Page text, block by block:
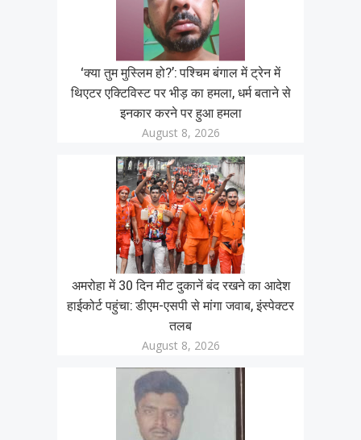
‘क्या तुम मुस्लिम हो?’: पश्चिम बंगाल में ट्रेन में
थिएटर एक्टिविस्ट पर भीड़ का हमला, धर्म बताने से
इनकार करने पर हुआ हमला
August 8, 2026
अमरोहा में 30 दिन मीट दुकानें बंद रखने का आदेश
हाईकोर्ट पहुंचा: डीएम-एसपी से मांगा जवाब, इंस्पेक्टर
तलब
August 8, 2026